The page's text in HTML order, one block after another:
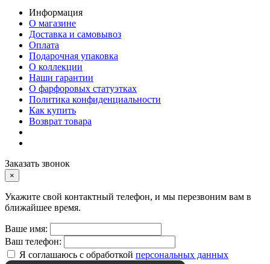
Информация
О магазине
Доставка и самовывоз
Оплата
Подарочная упаковка
О коллекции
Наши гарантии
О фарфоровых статуэтках
Политика конфиденциальности
Как купить
Возврат товара
Заказать звонок
×
Укажите свой контактный телефон, и мы перезвоним вам в
ближайшее время.
Ваше имя:
Ваш телефон:
Я соглашаюсь с обработкой персональных данных